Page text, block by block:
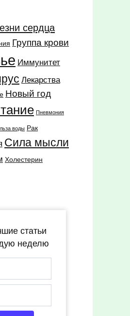
сердца
Группа крови
Иммунитет
Лекарства
Новый год
Пневмония
воды Рак
Сила мысли
Холестерин
статьи
неделю